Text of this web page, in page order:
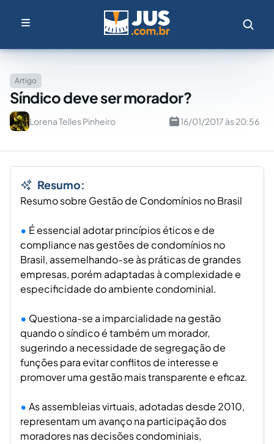
Artigo
Síndico deve ser morador?
Lorena Telles Pinheiro 16/01/2017 às 20:56
Resumo:
Resumo sobre Gestão de Condomínios no Brasil
É essencial adotar princípios éticos e de
compliance nas gestões de condomínios no
Brasil, assemelhando-se às práticas de grandes
empresas, porém adaptadas à complexidade e
especificidade do ambiente condominial.
Questiona-se a imparcialidade na gestão
quando o síndico é também um morador,
sugerindo a necessidade de segregação de
funções para evitar conflitos de interesse e
promover uma gestão mais transparente e eficaz.
As assembleias virtuais, adotadas desde 2010,
representam um avanço na participação dos
moradores nas decisões condominiais,